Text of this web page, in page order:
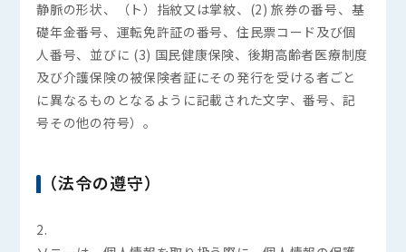
静脈の形状、（ト）指紋又は掌紋、(2) 旅券の番号、基
礎年金番号、運転免許証の番号、住民票コード及び個
人番号、並びに (3) 国民健康保険、後期高齢者医療制度
及び介護保険の被保険者証にその発行を受ける者ごと
に異なるものとなるように記載された文字、番号、記
号その他の符号）。
（法令の遵守）
2.